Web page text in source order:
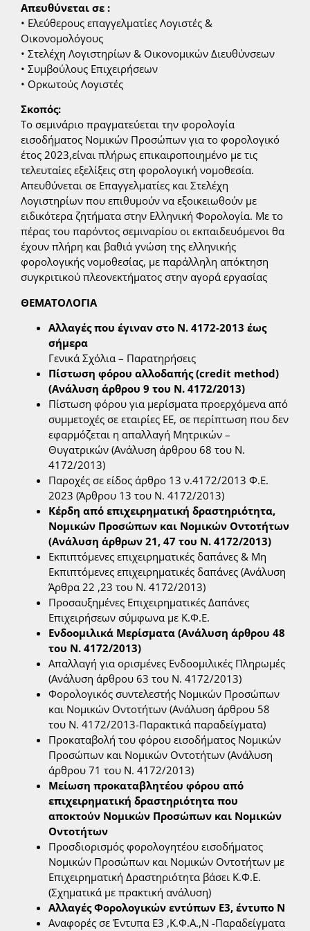
Απευθύνεται σε :
• Ελεύθερους επαγγελματίες Λογιστές &
Οικονομολόγους
• Στελέχη Λογιστηρίων & Οικονομικών Διευθύνσεων
• Συμβούλους Επιχειρήσεων
• Ορκωτούς Λογιστές
Σκοπός:
Το σεμινάριο πραγματεύεται την φορολογία
εισοδήματος Νομικών Προσώπων για το φορολογικό
έτος 2023,είναι πλήρως επικαιροποιημένο με τις
τελευταίες εξελίξεις στη φορολογική νομοθεσία.
Απευθύνεται σε Επαγγελματίες και Στελέχη
Λογιστηρίων που επιθυμούν να εξοικειωθούν με
ειδικότερα ζητήματα στην Ελληνική Φορολογία. Με το
πέρας του παρόντος σεμιναρίου οι εκπαιδευόμενοι θα
έχουν πλήρη και βαθιά γνώση της ελληνικής
φορολογικής νομοθεσίας, με παράλληλη απόκτηση
συγκριτικού πλεονεκτήματος στην αγορά εργασίας
ΘΕΜΑΤΟΛΟΓΙΑ
Αλλαγές που έγιναν στο Ν. 4172-2013 έως
σήμερα
Γενικά Σχόλια – Παρατηρήσεις
Πίστωση φόρου αλλοδαπής (credit method)
(Ανάλυση άρθρου 9 του Ν. 4172/2013)
Πίστωση φόρου για μερίσματα προερχόμενα από
συμμετοχές σε εταιρίες ΕΕ, σε περίπτωση που δεν
εφαρμόζεται η απαλλαγή Μητρικών –
Θυγατρικών (Ανάλυση άρθρου 68 του Ν.
4172/2013)
Παροχές σε είδος άρθρο 13 ν.4172/2013 Φ.Ε.
2023 (Άρθρου 13 του Ν. 4172/2013)
Κέρδη από επιχειρηματική δραστηριότητα,
Νομικών Προσώπων και Νομικών Οντοτήτων
(Ανάλυση άρθρων 21, 47 του Ν. 4172/2013)
Εκπιπτόμενες επιχειρηματικές δαπάνες & Μη
Εκπιπτόμενες επιχειρηματικές δαπάνες (Ανάλυση
Άρθρα 22 ,23 του Ν. 4172/2013)
Προσαυξημένες Επιχειρηματικές Δαπάνες
Επιχειρήσεων σύμφωνα με Κ.Φ.Ε.
Ενδοομιλικά Μερίσματα (Ανάλυση άρθρου 48
του Ν. 4172/2013)
Απαλλαγή για ορισμένες Ενδοομιλικές Πληρωμές
(Ανάλυση άρθρου 63 του Ν. 4172/2013)
Φορολογικός συντελεστής Νομικών Προσώπων
και Νομικών Οντοτήτων (Ανάλυση άρθρου 58
του Ν. 4172/2013-Παρακτικά παραδείγματα)
Προκαταβολή του φόρου εισοδήματος Νομικών
Προσώπων και Νομικών Οντοτήτων (Ανάλυση
άρθρου 71 του Ν. 4172/2013)
Μείωση προκαταβλητέου φόρου από
επιχειρηματική δραστηριότητα που
αποκτούν Νομικών Προσώπων και Νομικών
Οντοτήτων
Προσδιορισμός φορολογητέου εισοδήματος
Νομικών Προσώπων και Νομικών Οντοτήτων με
Επιχειρηματική Δραστηριότητα βάσει Κ.Φ.Ε.
(Σχηματικά με πρακτική ανάλυση)
Αλλαγές Φορολογικών εντύπων Ε3, έντυπο Ν
Αναφορές σε Έντυπα Ε3 ,Κ.Φ.Α.,Ν -Παραδείγματα